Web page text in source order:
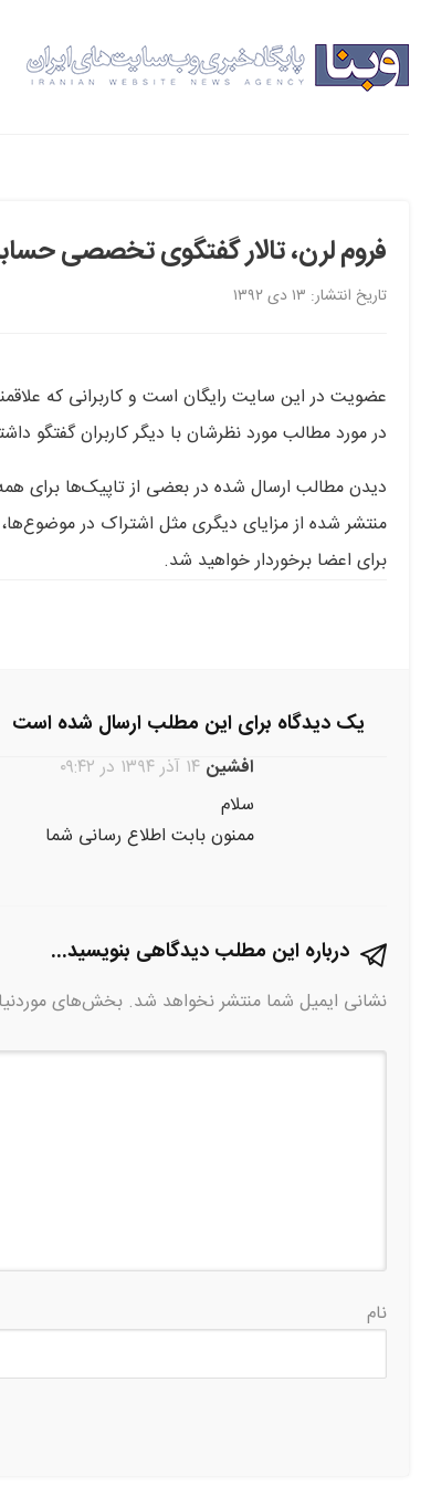
فروم لرن، تالار گفتگوی تخصصی
تاریخ انتشار: ۱۳ دی ۱۳۹۲
عضویت در این سایت رایگان است و کاربرانی که
در مورد مطالب مورد نظرشان با دیگر کاربران گفتگو
دیدن مطالب ارسال شده در بعضی از تاپیک‌ها برای
منتشر شده از مزایای دیگری مثل اشتراک در
برای اعضا برخوردار خواهید شد.
یک دیدگاه برای این مطلب ارسال شده است
افشين ۱۴ آذر ۱۳۹۴ در ۰۹:۴۲
سلام
ممنون بابت اطلاع رسانی شما
درباره این مطلب دیدگاهی بنویسید...
نشانی ایمیل شما منتشر نخواهد شد. بخش‌های
نام